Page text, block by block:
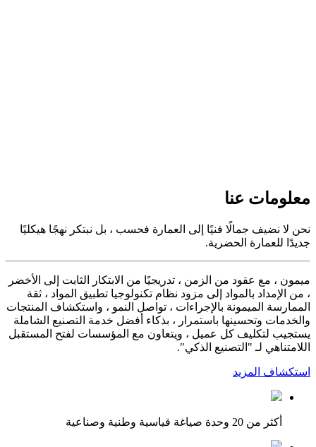
معلومات عنا
نحن لا نضيف جمالًا فنيًا إلى العمارة فحسب ، بل نبتكر نهجًا هيكليًا
جديدًا للعمارة الحضرية.
ميمون ، مع عقود من الزمن ، تدريجيًا من الابتكار الثابت إلى الأخضر
، من الإمداد بالمواد إلى مزود نظام تكنولوجيا تطبيق المواد ، ثقة
الممارسة الميمونة بالإجراءات ، تواصل النمو ، واستكشاف المنتجات
والخدمات وتحسينها باستمرار ، بذكاء أفضل خدمة التصنيع الشاملة
يستجيب لتكليف كل عميل ، ويتعاون مع المؤسسات لفتح المستقبل
اللامتناهي لـ "التصنيع الذكي".
استكشاف المزيد
أكثر من 20 وحدة صياغة قياسية وطنية وصناعية